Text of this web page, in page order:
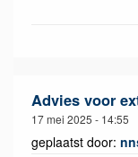
Advies voor
17 mei 2025 - 14:55
geplaatst door: